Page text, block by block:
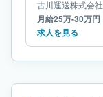
古川運送株式会社
月給25万-30万円
求人を見る